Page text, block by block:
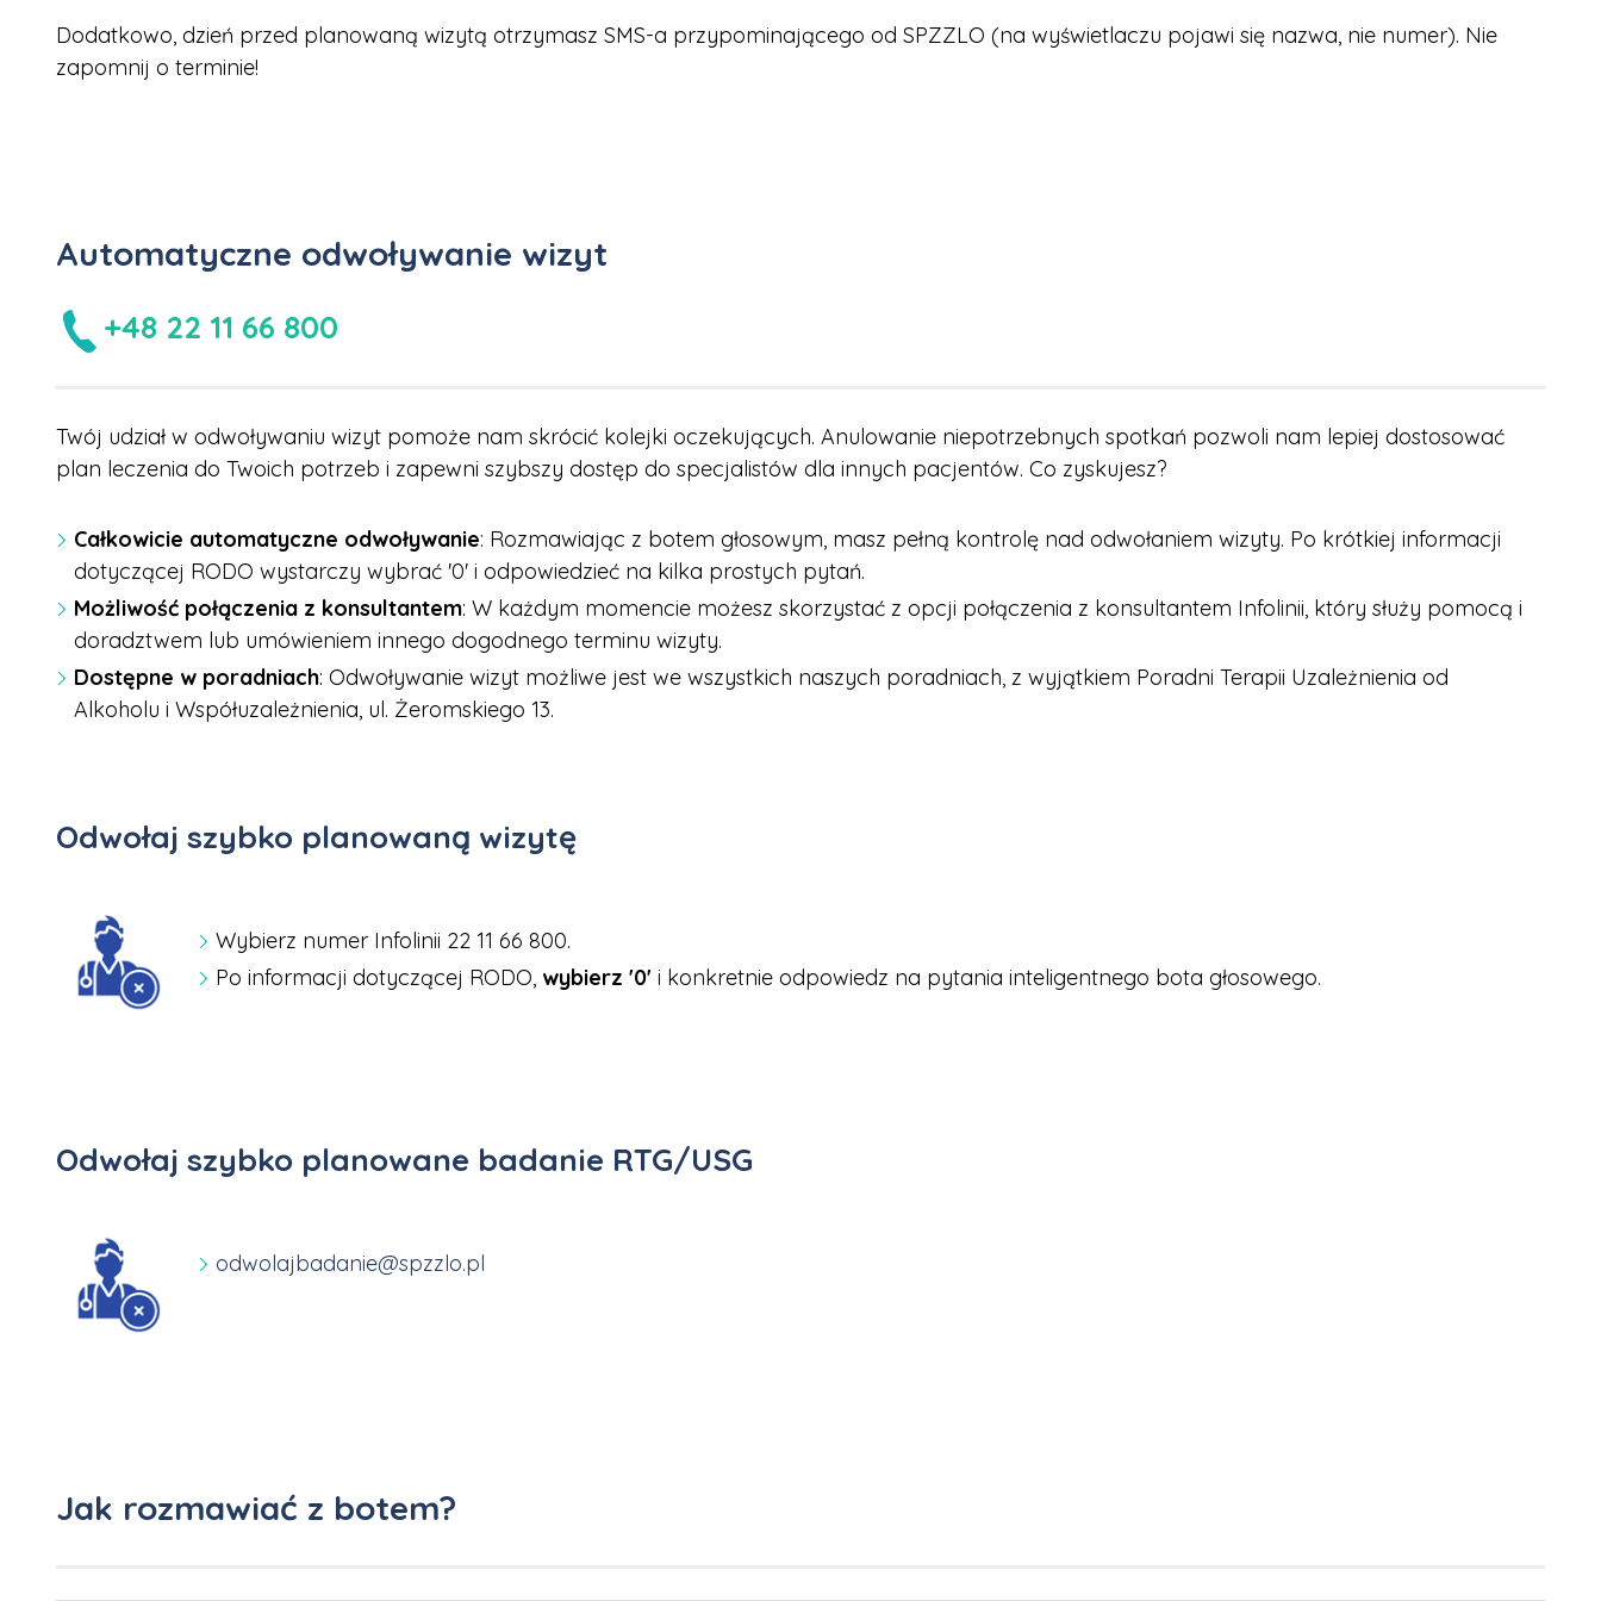
Dodatkowo, dzień przed planowaną wizytą otrzymasz SMS-a przypominającego od SPZZLO (na wyświetlaczu pojawi się nazwa, nie numer). Nie
zapomnij o terminie!
Automatyczne odwoływanie wizyt
+48 22 11 66 800
Twój udział w odwoływaniu wizyt pomoże nam skrócić kolejki oczekujących. Anulowanie niepotrzebnych spotkań pozwoli nam lepiej dostosować
plan leczenia do Twoich potrzeb i zapewni szybszy dostęp do specjalistów dla innych pacjentów. Co zyskujesz?
Całkowicie automatyczne odwoływanie: Rozmawiając z botem głosowym, masz pełną kontrolę nad odwołaniem wizyty. Po krótkiej informacji
dotyczącej RODO wystarczy wybrać '0' i odpowiedzieć na kilka prostych pytań.
Możliwość połączenia z konsultantem: W każdym momencie możesz skorzystać z opcji połączenia z konsultantem Infolinii, który służy pomocą i
doradztwem lub umówieniem innego dogodnego terminu wizyty.
Dostępne w poradniach: Odwoływanie wizyt możliwe jest we wszystkich naszych poradniach, z wyjątkiem Poradni Terapii Uzależnienia od
Alkoholu i Współuzależnienia, ul. Żeromskiego 13.
Odwołaj szybko planowaną wizytę
Wybierz numer Infolinii 22 11 66 800.
Po informacji dotyczącej RODO, wybierz '0' i konkretnie odpowiedz na pytania inteligentnego bota głosowego.
Odwołaj szybko planowane badanie RTG/USG
odwolajbadanie@spzzlo.pl
Jak rozmawiać z botem?